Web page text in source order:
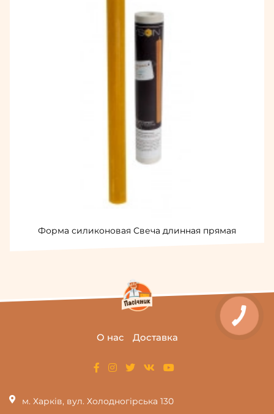
Форма силиконовая Свеча длинная прямая
О нас Доставка
м. Харків, вул. Холодногірська 130